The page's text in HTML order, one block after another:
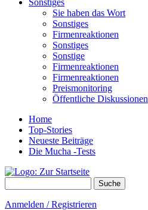
Sonstiges
Sie haben das Wort
Sonstiges
Firmenreaktionen
Sonstiges
Sonstige
Firmenreaktionen
Firmenreaktionen
Preismonitoring
Öffentliche Diskussionen
Home
Top-Stories
Neueste Beiträge
Die Mucha -Tests
Anmelden / Registrieren